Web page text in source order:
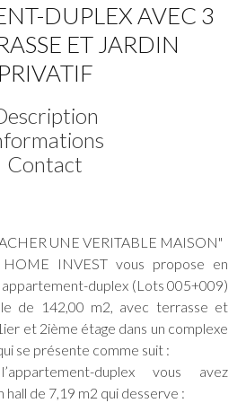
DUPLEX AVEC 3
ET JARDIN
PRIVATIF
Contact
UNE VERITABLE MAISON"
HOME INVEST vous propose en
appartement-duplex (Lots 005+009)
de 142,00 m2, avec terrasse et
et 2ième étage dans un complexe
se présente comme suit :
duplex vous avez
de 7,19 m2 qui desserve :